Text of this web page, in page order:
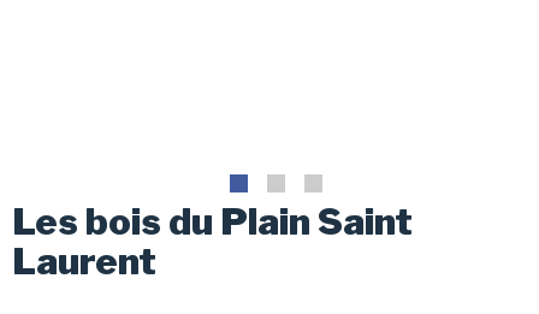
Les bois du Plain Saint
Laurent